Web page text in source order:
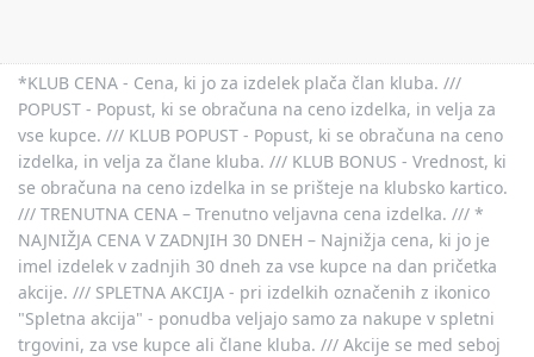
*KLUB CENA - Cena, ki jo za izdelek plača član kluba. ///
POPUST - Popust, ki se obračuna na ceno izdelka, in velja za
vse kupce. /// KLUB POPUST - Popust, ki se obračuna na ceno
izdelka, in velja za člane kluba. /// KLUB BONUS - Vrednost, ki
se obračuna na ceno izdelka in se prišteje na klubsko kartico.
/// TRENUTNA CENA – Trenutno veljavna cena izdelka. /// *
NAJNIŽJA CENA V ZADNJIH 30 DNEH – Najnižja cena, ki jo je
imel izdelek v zadnjih 30 dneh za vse kupce na dan pričetka
akcije. /// SPLETNA AKCIJA - pri izdelkih označenih z ikonico
"Spletna akcija" - ponudba veljajo samo za nakupe v spletni
trgovini, za vse kupce ali člane kluba. /// Akcije se med seboj